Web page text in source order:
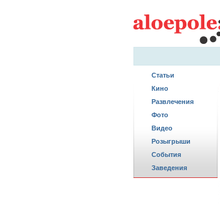
Статьи
Кино
Развлечения
Фото
Видео
Розыгрыши
События
Заведения